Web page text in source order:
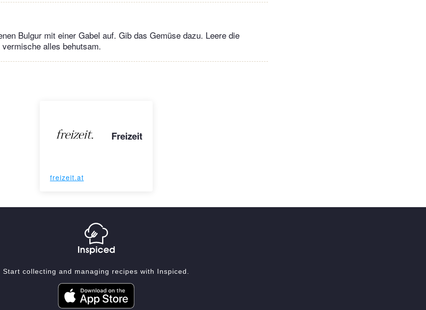
Bulgur mit einer Gabel auf. Gib das Gemüse dazu. Leere die
alles behutsam.
Freizeit
freizeit.at
Start collecting and managing recipes with Inspiced.